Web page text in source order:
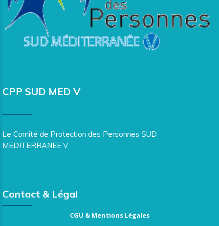
CPP SUD MED V
Le Comité de Protection des Personnes SUD
MEDITERRANEE V
Contact & Légal
CGU & Mentions Légales